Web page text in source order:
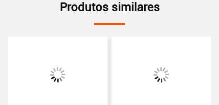
Produtos similares